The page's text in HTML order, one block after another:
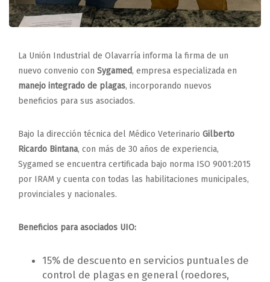
La Unión Industrial de Olavarría informa la firma de un
nuevo convenio con Sygamed, empresa especializada en
manejo integrado de plagas, incorporando nuevos
beneficios para sus asociados.
Bajo la dirección técnica del Médico Veterinario Gilberto
Ricardo Bintana, con más de 30 años de experiencia,
Sygamed se encuentra certificada bajo norma ISO 9001:2015
por IRAM y cuenta con todas las habilitaciones municipales,
provinciales y nacionales.
Beneficios para asociados UIO:
15% de descuento en servicios puntuales de
control de plagas en general (roedores,